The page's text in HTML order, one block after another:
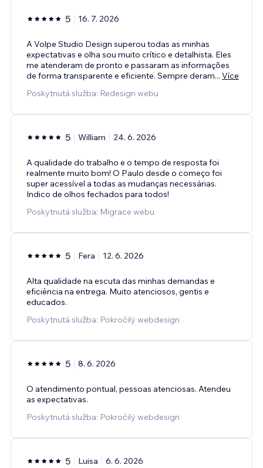
5 16. 7. 2026
A Volpe Studio Design superou todas as minhas
expectativas e olha sou muito crítico e detalhista. Eles
me atenderam de pronto e passaram as informações
de forma transparente e eficiente. Sempre deram... Více
Poskytnutá služba: Redesign webu
5 William 24. 6. 2026
A qualidade do trabalho e o tempo de resposta foi
realmente muito bom! O Paulo desde o começo foi
super acessível a todas as mudanças necessárias.
Indico de olhos fechados para todos!
Poskytnutá služba: Migrace webu
5 Fera 12. 6. 2026
Alta qualidade na escuta das minhas demandas e
eficiência na entrega. Muito atenciosos, gentis e
educados.
Poskytnutá služba: Pokročilý webdesign
5 8. 6. 2026
O atendimento pontual, pessoas atenciosas. Atendeu
as expectativas.
Poskytnutá služba: Pokročilý webdesign
5 Luisa 6. 6. 2026